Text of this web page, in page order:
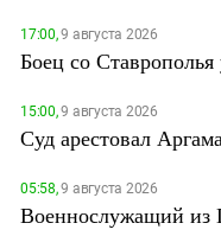
17:00,9 августа 2026
Боец со
15:00,9 августа 2026
Суд арестовал
05:58,9 августа 2026
Военнослужащий из